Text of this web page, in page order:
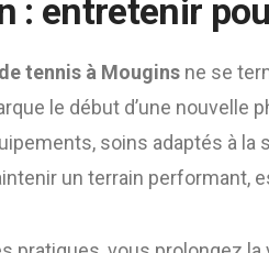
: entretenir
tennis à Mougins ne se
le début d’une nouvelle
soins adaptés à
un terrain performant,